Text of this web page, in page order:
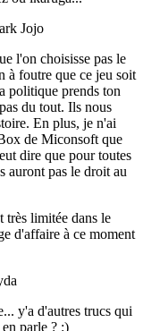
Jojo
l'on choisisse pas le
à foutre que ce jeu soit
politique prends ton
du tout. Ils nous
En plus, je n'ai
de Miconsoft que
dire que pour toutes
auront pas le droit au
limitée dans le
d'affaire à ce moment
y'a d'autres trucs qui
parle ? :)